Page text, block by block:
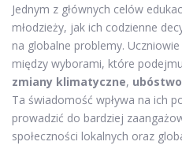
Jednym z głównych celów
młodzieży, jak ich codzienne
na globalne problemy.
między wyborami, które
zmiany klimatyczne, ubóstwo
Ta świadomość wpływa na ich
prowadzić do bardziej
społeczności lokalnych oraz